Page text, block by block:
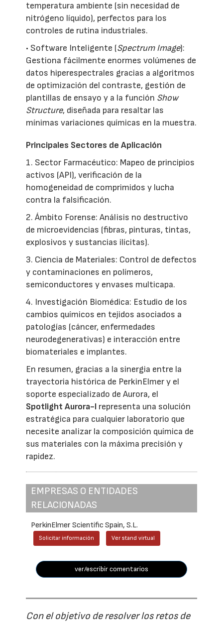
temperatura ambiente (sin necesidad de
nitrógeno líquido), perfectos para los
controles de rutina industriales.
• Software Inteligente (Spectrum Image):
Gestiona fácilmente enormes volúmenes de
datos hiperespectrales gracias a algoritmos
de optimización del contraste, gestión de
plantillas de ensayo y a la función Show
Structure, diseñada para resaltar las
mínimas variaciones químicas en la muestra.
Principales Sectores de Aplicación
1. Sector Farmacéutico: Mapeo de principios
activos (API), verificación de la
homogeneidad de comprimidos y lucha
contra la falsificación.
2. Ámbito Forense: Análisis no destructivo
de microevidencias (fibras, pinturas, tintas,
explosivos y sustancias ilícitas).
3. Ciencia de Materiales: Control de defectos
y contaminaciones en polímeros,
semiconductores y envases multicapa.
4. Investigación Biomédica: Estudio de los
cambios químicos en tejidos asociados a
patologías (cáncer, enfermedades
neurodegenerativas) e interacción entre
biomateriales e implantes.
En resumen, gracias a la sinergia entre la
trayectoria histórica de PerkinElmer y el
soporte especializado de Aurora, el
Spotlight Aurora-I representa una solución
estratégica para cualquier laboratorio que
necesite analizar la composición química de
sus materiales con la máxima precisión y
rapidez.
EMPRESAS O ENTIDADES
RELACIONADAS
PerkinElmer Scientific Spain, S.L.
Solicitar información Ver stand virtual
ver/escribir comentarios
Con el objetivo de resolver los retos de